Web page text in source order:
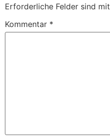
Erforderliche Felder sind mit
Kommentar *